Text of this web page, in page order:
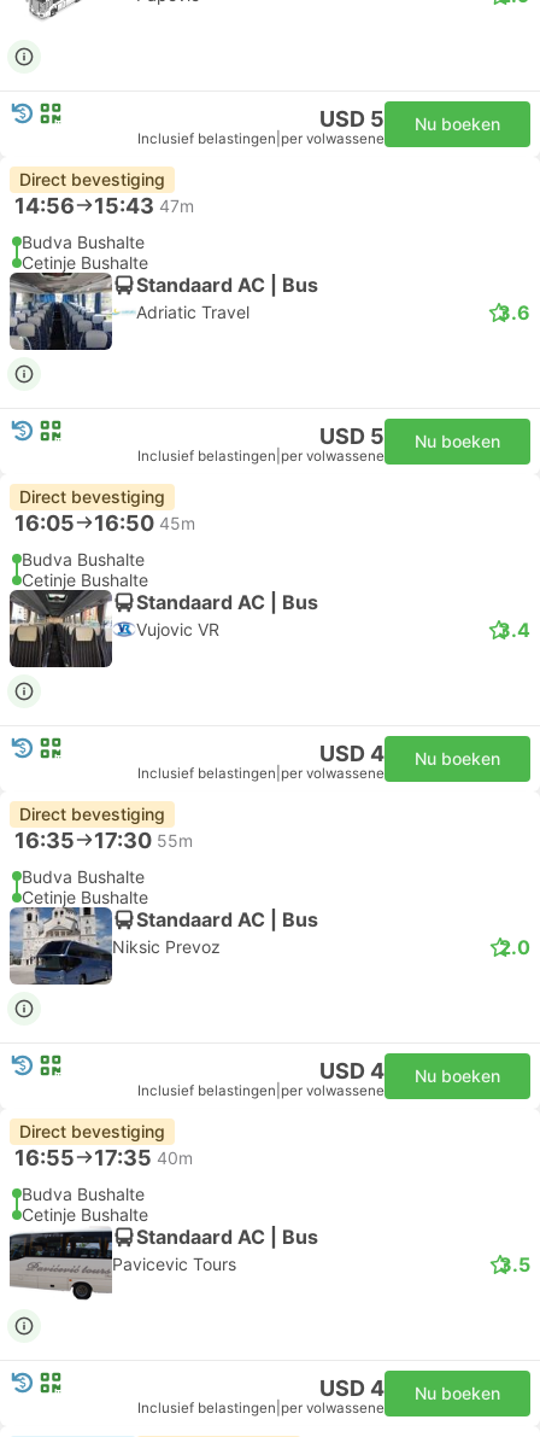
USD 5
Inclusief belastingen per volwassene
Nu boeken
Direct bevestiging
14:56 15:43 47m
Budva Bushalte
Cetinje Bushalte
Standaard AC | Bus
Adriatic Travel 3.6
USD 5
Inclusief belastingen per volwassene
Nu boeken
Direct bevestiging
16:05 16:50 45m
Budva Bushalte
Cetinje Bushalte
Standaard AC | Bus
Vujovic VR 3.4
USD 4
Inclusief belastingen per volwassene
Nu boeken
Direct bevestiging
16:35 17:30 55m
Budva Bushalte
Cetinje Bushalte
Standaard AC | Bus
Niksic Prevoz 2.0
USD 4
Inclusief belastingen per volwassene
Nu boeken
Direct bevestiging
16:55 17:35 40m
Budva Bushalte
Cetinje Bushalte
Standaard AC | Bus
Pavicevic Tours 3.5
USD 4
Inclusief belastingen per volwassene
Nu boeken